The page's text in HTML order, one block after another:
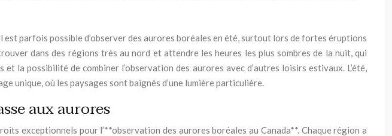
parfois possible d’observer des aurores boréales en été, surtout lors de fortes éruptions
dans des régions très au nord et attendre les heures les plus sombres de la nuit, qui
la possibilité de combiner l’observation des aurores avec d’autres loisirs estivaux. L’été,
unique, où les paysages sont baignés d’une lumière particulière.
aux aurores
exceptionnels pour l’**observation des aurores boréales au Canada**. Chaque région a